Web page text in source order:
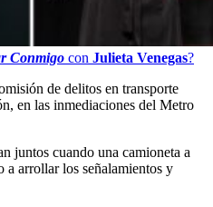
Conmigo con Julieta Venegas?
de delitos en transporte
en las inmediaciones del Metro
juntos cuando una camioneta a
a arrollar los señalamientos y